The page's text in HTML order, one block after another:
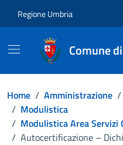
Regione Umbria
Comune
Home / Amministrazione /
/ Modulistica
/ Modulistica Area Servizi
/ Autocertificazione –